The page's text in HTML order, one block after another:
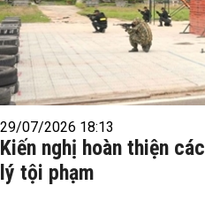
29/07/2026 18:13
Kiến nghị hoàn thiện
lý tội phạm